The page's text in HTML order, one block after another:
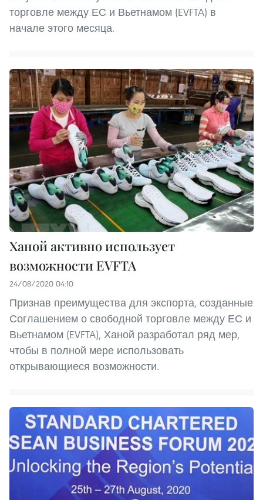
торговле между ЕС и Вьетнамом (EVFTA) в
начале этого месяца.
Ханой активно использует
возможности EVFTA
24/08/2020 04:10
Признав преимущества для экспорта, созданные
Соглашением о свободной торговле между ЕС и
Вьетнамом (EVFTA), Ханой разработал ряд мер,
чтобы в полной мере использовать
открывающиеся возможности.